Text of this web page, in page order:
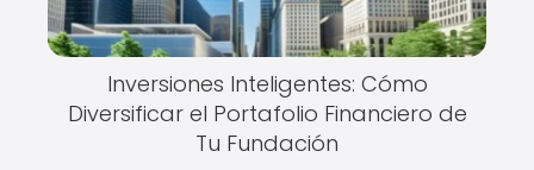
Inversiones Inteligentes: Cómo
Diversificar el Portafolio Financiero de
Tu Fundación